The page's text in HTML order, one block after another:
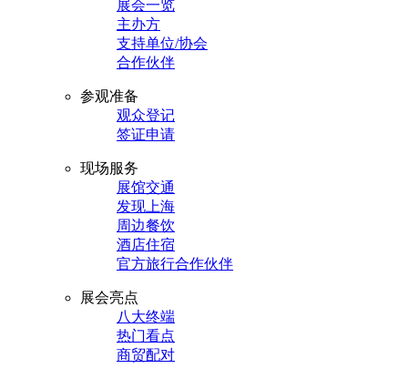
展会一览
主办方
支持单位/协会
合作伙伴
参观准备
观众登记
签证申请
现场服务
展馆交通
发现上海
周边餐饮
酒店住宿
官方旅行合作伙伴
展会亮点
八大终端
热门看点
商贸配对